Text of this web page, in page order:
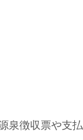
徴収票や支